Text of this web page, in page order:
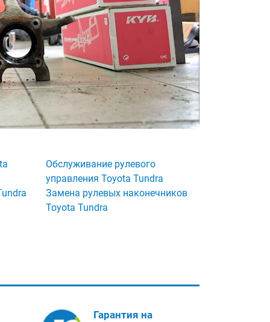
Обслуживание рулевого
управления Toyota Tundra
Замена рулевых наконечников
Toyota Tundra
Гарантия на